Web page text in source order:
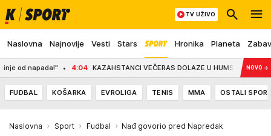
Naslovna Najnovije Vesti Stars Hronika Planeta
TV UŽIVO
4:04 KAZAHSTANCI VEČERAS DOLAZE U HUMSKU, CRNO-BELI NOVO →
FUDBAL KOŠARKA EVROLIGA TENIS MMA OSTALI
Naslovna Sport Fudbal Nađ govorio pred Napredak